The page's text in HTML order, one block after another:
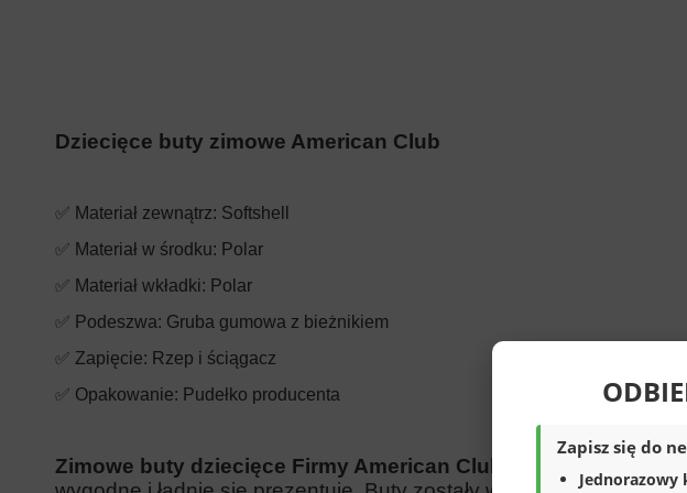
Dziecięce buty zimowe American Club
✅ Materiał zewnątrz: Softshell
✅ Materiał w środku: Polar
✅ Materiał wkładki: Polar
✅ Podeszwa: Gruba gumowa z bieżnikiem
✅ Zapięcie: Rzep i ściągacz
✅ Opakowanie: Pudełko producenta
Zimowe buty dziecięce Firmy American Club w kolorze
Zapisz się do
Jednorazowy